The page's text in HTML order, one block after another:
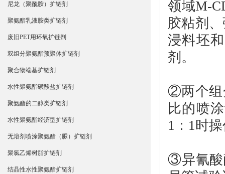
尼龙（聚酰胺）扩链剂
聚氨酯乳液胺类扩链剂
废旧PET用环氧扩链剂
双组分聚氨酯预聚体扩链剂
聚合物端基扩链剂
水性聚氨酯磺酸盐扩链剂
聚氨酯的二醇类扩链剂
水性聚氨酯经济型扩链剂
无溶剂喷涂聚氨酯（脲）扩链剂
聚氯乙烯树脂扩链剂
结晶性水性聚氨酯扩链剂
领域M-
胶粘剂
浸料坯
剂。
②两个组
比的喷
1：1时
③异氰酸